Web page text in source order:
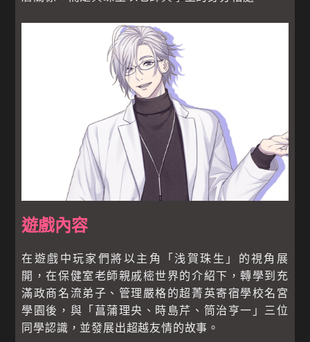
遊戲內容
在遊戲中玩家們將以主角「浅賀珠生」的視角展
開，在保健室老師親戚樒世界的介紹下，轉學到充
滿政商名流弟子、管理嚴格的超菁英寄宿學校名宮
學園後，與「菖蒲理央、時島芹、筒治亨一」三位
同學認識，並發展出超越友情的故事。